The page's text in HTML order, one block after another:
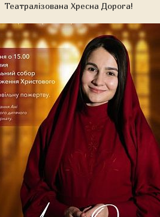
Театралізована Хресна Дорога!